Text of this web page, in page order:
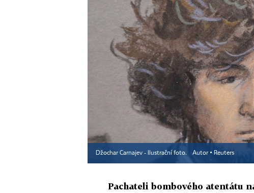
Džochar Carnajev - Ilustrační foto. Autor ▪ Reuters
Pachateli bombového atentátu